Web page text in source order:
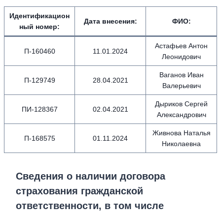
Идентификацион
ный номер:
Дата внесения: ФИО:
П-160460 11.01.2024
Астафьев Антон
Леонидович
П-129749 28.04.2021
Ваганов Иван
Валерьевич
ПИ-128367 02.04.2021
Дыриков Сергей
Александрович
П-168575 01.11.2024
Живнова Наталья
Николаевна
Сведения о наличии договора
страхования гражданской
ответственности, в том числе